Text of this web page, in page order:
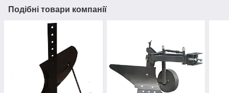
Подібні товари компанії